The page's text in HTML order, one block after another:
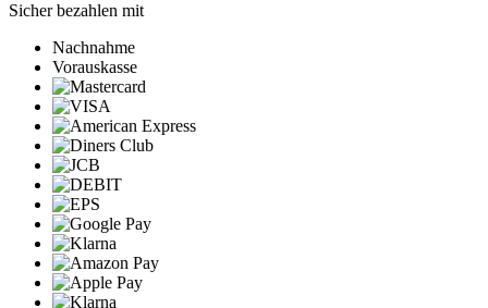
Sicher bezahlen mit
Nachnahme
Vorauskasse